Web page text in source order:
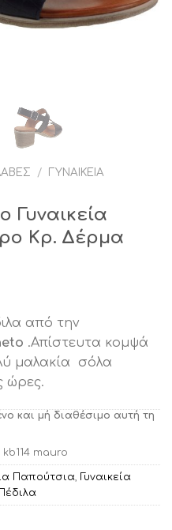
/
ΓΥΝΑΙΚΕΊΑ
Γυναικεία
Κρ. Δέρμα
από την
.Απίστευτα κομψά
μαλακία σόλα
ώρες.
και μή διαθέσιμο αυτή τη
mauro
Παπούτσια, Γυναικεία